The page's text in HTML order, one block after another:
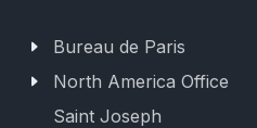
Bureau de Paris
North America Office
Saint Joseph